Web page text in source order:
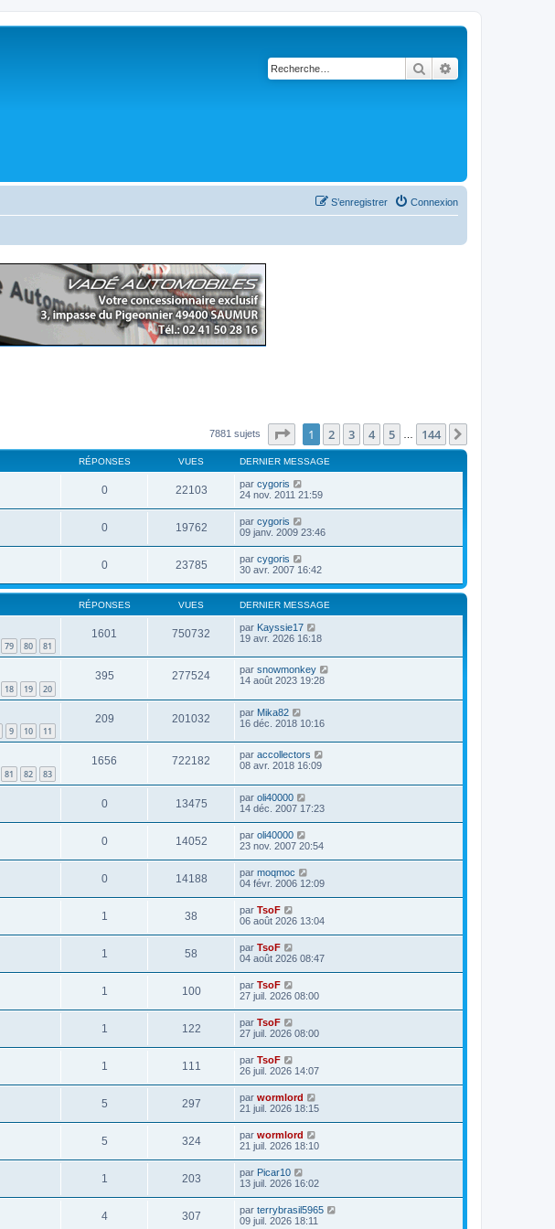
Rechercher
Connexion
S’enregistrer
7881 sujets Page sur144
1 2 3 4 5 144
RÉPONSES VUES DERNIER MESSAGE
0 22103 par cygoris
24 nov. 2011 21:59
0 19762 par cygoris
09 janv. 2009 23:46
0 23785 par cygoris
30 avr. 2007 16:42
RÉPONSES VUES DERNIER MESSAGE
79 80 81
1601 750732 par Kayssie17
19 avr. 2026 16:18
18 19 20
395 277524 par snowmonkey
14 août 2023 19:28
9 10 11
209 201032 par Mika82
16 déc. 2018 10:16
81 82 83
1656 722182 par accollectors
08 avr. 2018 16:09
0 13475 par oli40000
14 déc. 2007 17:23
0 14052 par oli40000
23 nov. 2007 20:54
0 14188 par moqmoc
04 févr. 2006 12:09
1 38 par TsoF
06 août 2026 13:04
1 58 par TsoF
04 août 2026 08:47
1 100 par TsoF
27 juil. 2026 08:00
1 122 par TsoF
27 juil. 2026 08:00
1 111 par TsoF
26 juil. 2026 14:07
5 297 par wormlord
21 juil. 2026 18:15
5 324 par wormlord
21 juil. 2026 18:10
1 203 par Picar10
13 juil. 2026 16:02
4 307 par terrybrasil5965
09 juil. 2026 18:11